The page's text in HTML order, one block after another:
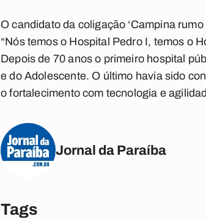
O candidato da coligação ‘Campina
“Nós temos o Hospital Pedro I, temos o
Depois de 70 anos o primeiro hospital
e do Adolescente. O último havia sido
o fortalecimento com tecnologia e
Jornal da Paraíba
Tags